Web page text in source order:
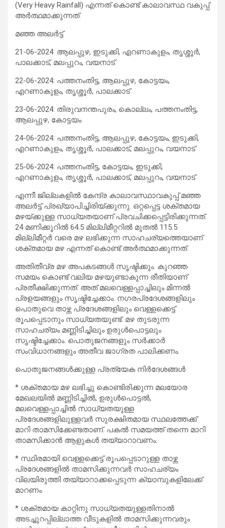
(Very Heavy Rainfall) എന്നത് കൊണ്ട് കാലാവസ്ഥ വകുപ്പ്
അർത്ഥമാക്കുന്നത്.
മഞ്ഞ അലർട്ട്
21-06-2024: ആലപ്പുഴ, ഇടുക്കി, എറണാകുളം, തൃശ്ശൂർ,
പാലക്കാട്, മലപ്പുറം, വയനാട്
22-06-2024: പത്തനംതിട്ട, ആലപ്പുഴ, കോട്ടയം,
എറണാകുളം, തൃശ്ശൂർ, പാലക്കാട്
23-06-2024: തിരുവനന്തപുരം, കൊല്ലം, പത്തനംതിട്ട,
ആലപ്പുഴ, കോട്ടയം
24-06-2024: പത്തനംതിട്ട, ആലപ്പുഴ, കോട്ടയം, ഇടുക്കി,
എറണാകുളം, തൃശ്ശൂർ, പാലക്കാട്, മലപ്പുറം, വയനാട്
25-06-2024: പത്തനംതിട്ട, കോട്ടയം, ഇടുക്കി,
എറണാകുളം, തൃശ്ശൂർ, പാലക്കാട്, മലപ്പുറം, വയനാട്
എന്നീ ജില്ലകളിൽ കേന്ദ്ര കാലാവസ്ഥാവകുപ്പ് മഞ്ഞ
അലർട്ട് പ്രഖ്യാപിച്ചിരിയ്ക്കുന്നു. ഒറ്റപ്പെട്ട ശക്തമായ
മഴയ്ക്കുള്ള സാധ്യതയാണ് പ്രവചിക്കപ്പെട്ടിരിക്കുന്നത്.
24 മണിക്കൂറിൽ 64.5 മില്ലിമീറ്ററിൽ മുതൽ 115.5
മില്ലിമീറ്റർ വരെ മഴ ലഭിക്കുന്ന സാഹചര്യത്തെയാണ്
ശക്തമായ മഴ എന്നത് കൊണ്ട് അർത്ഥമാക്കുന്നത്.
അതിതീവ്ര മഴ അപകടങ്ങൾ സൃഷ്ടിക്കും. കുറഞ്ഞ
സമയം കൊണ്ട് വലിയ മഴയുണ്ടാകുന്ന രീതിയാണ്
പ്രതീക്ഷിക്കുന്നത്. അത് മലവെള്ളപ്പാച്ചിലും മിന്നൽ
പ്രളയങ്ങളും സൃഷ്ടിച്ചേക്കാം. നഗരപ്രദേശങ്ങളിലും
പൊതുവെ താഴ്ന്ന പ്രദേശങ്ങളിലും വെള്ളക്കെട്ട്
രൂപപ്പെടാനും സാധ്യതയുണ്ട്. മഴ തുടരുന്ന
സാഹചര്യം മണ്ണിടിച്ചിലും ഉരുൾപൊട്ടലും
സൃഷ്ടിച്ചേക്കാം. പൊതുജനങ്ങളും സർക്കാർ
സംവിധാനങ്ങളും അതീവ ജാഗ്രത പാലിക്കണം.
പൊതുജനങ്ങൾക്കുള്ള പ്രത്യേക നിർദേശങ്ങൾ
* ശക്തമായ മഴ ലഭിച്ചു കൊണ്ടിരിക്കുന്ന മലയോര
മേഖലയിൽ മണ്ണിടിച്ചിൽ, ഉരുൾപൊട്ടൽ,
മലവെള്ളപ്പാച്ചിൽ സാധ്യതയുള്ള
പ്രദേശങ്ങളിലുള്ളവർ സുരക്ഷിതമായ സ്ഥലത്തേക്ക്
മാറി താമസിക്കേണ്ടതാണ്. പകൽ സമയത്ത് തന്നെ മാറി
താമസിക്കാൻ ആളുകൾ തയ്യാറാവണം.
* സ്ഥിരമായി വെള്ളക്കെട്ട് രൂപപ്പെടാറുള്ള താഴ്ന്ന
പ്രദേശങ്ങളിൽ താമസിക്കുന്നവർ സാഹചര്യം
വിലയിരുത്തി തയ്യാറാക്കപ്പെടുന്ന ക്യാമ്പുകളിലേക്ക്
മാറണം.
* ശക്തമായ കാറ്റിനു സാധ്യതയുള്ളതിനാൽ
അടച്ചുറപ്പില്ലാത്ത വീടുകളിൽ താമസിക്കുന്നവരും